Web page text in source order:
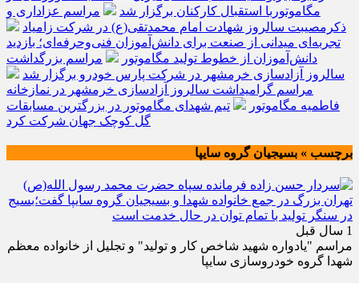
مگاموتوربا استقبال کارکنان برگزار شد
مراسم عزاداری و
ذکرمصیبت سالروز شهادت امام محمدتقی(ع) در شرکت زامیاد
تجربه‌ای میدانی از صنعت برای دانش‌آموزان فنی‌وحرفه‌ای؛ بازدید
دانش‌آموزان از خطوط تولید مگاموتور
مراسم بزرگداشت
سالروز آزادسازی خرمشهر در شرکت پارس خودرو برگزار شد
مراسم گرامیداشت سالروز آزادسازی خرمشهر در نمازخانه
فاطمیه مگاموتور
تیم شهدای مگاموتور در بزرگترین مسابقات
گل کوچک جهان شرکت کرد
برچسب » بسیجیان گروه سایپا
1 سال قبل
مراسم "یادواره شهید شاخص کار و تولید" و تجلیل از خانواده معظم
شهدا گروه خودروسازی سایپا